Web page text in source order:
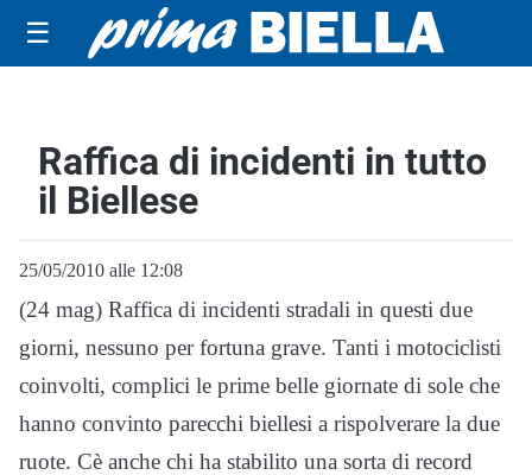
☰
Raffica di incidenti in tutto
il Biellese
25/05/2010 alle 12:08
(24 mag) Raffica di incidenti stradali in questi due
giorni, nessuno per fortuna grave. Tanti i motociclisti
coinvolti, complici le prime belle giornate di sole che
hanno convinto parecchi biellesi a rispolverare la due
ruote. Cè anche chi ha stabilito una sorta di record